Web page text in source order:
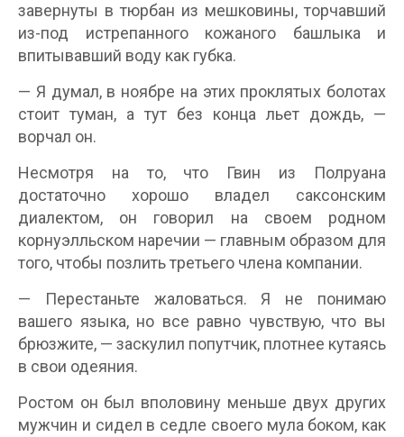
завернуты в тюрбан из мешковины, торчавший
из-под истрепанного кожаного башлыка и
впитывавший воду как губка.
— Я думал, в ноябре на этих проклятых болотах
стоит туман, а тут без конца льет дождь, —
ворчал он.
Несмотря на то, что Гвин из Полруана
достаточно хорошо владел саксонским
диалектом, он говорил на своем родном
корнуэлльском наречии — главным образом для
того, чтобы позлить третьего члена компании.
— Перестаньте жаловаться. Я не понимаю
вашего языка, но все равно чувствую, что вы
брюзжите, — заскулил попутчик, плотнее кутаясь
в свои одеяния.
Ростом он был вполовину меньше двух других
мужчин и сидел в седле своего мула боком, как